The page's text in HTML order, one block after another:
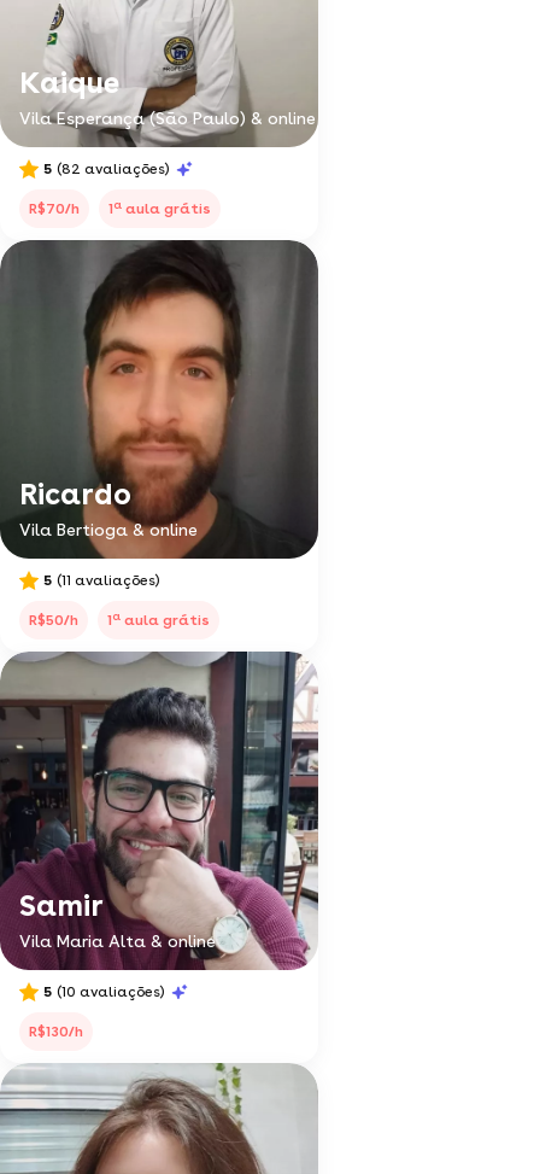
Kaique
Vila Esperança (São Paulo) & online
5 (82 avaliações)
R$70/h 1a aula grátis
Ricardo
Vila Bertioga & online
5 (11 avaliações)
R$50/h 1a aula grátis
Samir
Vila Maria Alta & online
5 (10 avaliações)
R$130/h